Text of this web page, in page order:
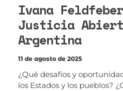
Ivana
Justicia
Argentina
11 de agosto de 2025
¿Qué desafíos y
los Estados y los pueblos?